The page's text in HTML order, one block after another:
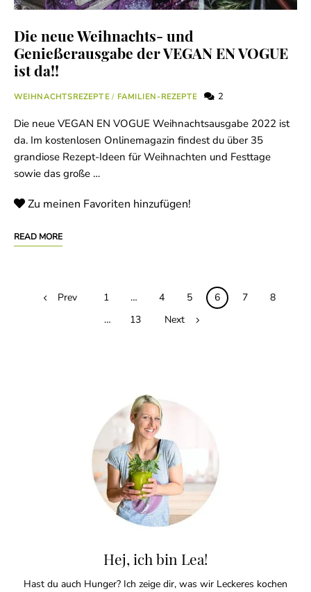
Die neue Weihnachts- und
Genießerausgabe der VEGAN EN VOGUE
ist da!!
WEIHNACHTSREZEPTE/ FAMILIEN-REZEPTE 2
Die neue VEGAN EN VOGUE Weihnachtsausgabe 2022 ist
da. Im kostenlosen Onlinemagazin findest du über 35
grandiose Rezept-Ideen für Weihnachten und Festtage
sowie das große …
Zu meinen Favoriten hinzufügen!
READ MORE
Posts
Prev 1 … 4 5 6 7
8
…
13 Next
Hej, ich bin Lea!
Hast du auch Hunger? Ich zeige dir, was wir Leckeres kochen